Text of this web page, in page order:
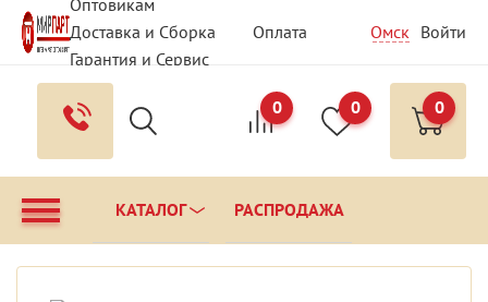
Оптовикам
Доставка и Сборка
Оплата
Гарантия и Сервис
Вопрос - Ответ
Контакты
Омск Войти
0 0 0
КАТАЛОГ РАСПРОДАЖА